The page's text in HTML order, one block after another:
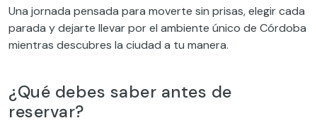
Una jornada pensada para moverte sin prisas, elegir cada
parada y dejarte llevar por el ambiente único de Córdoba
mientras descubres la ciudad a tu manera.
¿Qué debes saber antes de
reservar?